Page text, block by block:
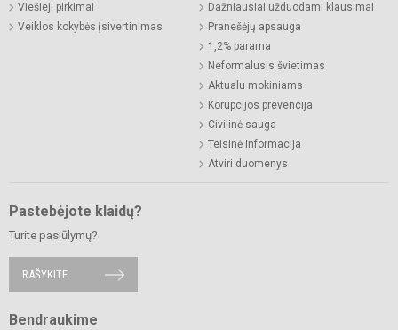
Viešieji pirkimai
Veiklos kokybės įsivertinimas
Dažniausiai užduodami klausimai
Pranešėjų apsauga
1,2% parama
Neformalusis švietimas
Aktualu mokiniams
Korupcijos prevencija
Civilinė sauga
Teisinė informacija
Atviri duomenys
Pastebėjote klaidų?
Turite pasiūlymų?
RAŠYKITE
Bendraukime